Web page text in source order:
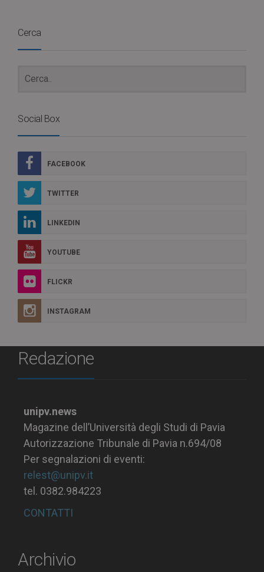
Cerca
Social Box
FACEBOOK
TWITTER
LINKEDIN
YOUTUBE
FLICKR
INSTAGRAM
Redazione
unipv.news
Magazine dell’Università degli Studi di Pavia
Autorizzazione Tribunale di Pavia n.694/08
Per segnalazioni di eventi:
relest@unipv.it
tel. 0382.984223
CONTATTI
Archivio